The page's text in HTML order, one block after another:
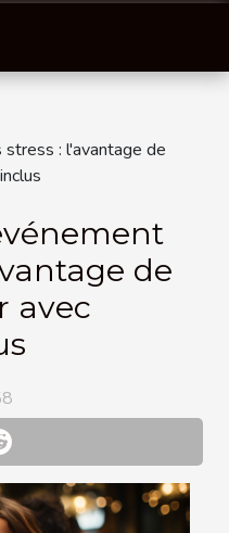
: l'avantage de
de
avec